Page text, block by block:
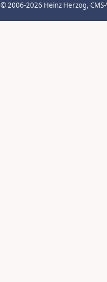
© 2006-2026 Heinz Herzog,